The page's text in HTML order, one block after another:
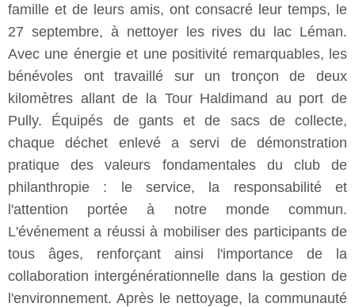
famille et de leurs amis, ont consacré leur temps, le
27 septembre, à nettoyer les rives du lac Léman.
Avec une énergie et une positivité remarquables, les
bénévoles ont travaillé sur un tronçon de deux
kilomètres allant de la Tour Haldimand au port de
Pully. Équipés de gants et de sacs de collecte,
chaque déchet enlevé a servi de démonstration
pratique des valeurs fondamentales du club de
philanthropie : le service, la responsabilité et
l'attention portée à notre monde commun.
L'événement a réussi à mobiliser des participants de
tous âges, renforçant ainsi l'importance de la
collaboration intergénérationnelle dans la gestion de
l'environnement. Après le nettoyage, la communauté